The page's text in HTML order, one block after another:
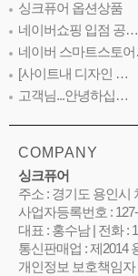
싱크퓨어 옵션상품
네이버쇼핑 입점 공…
네이버 스마트스토
[사이트내 디자인 …
고객님...안녕하십…
COMPANY
싱크퓨어
주소 : 경기도 용인시
사업자등록번호 :
대표 : 홍수남 | 전화 :
통신판매업 : 제2014
개인정보 보호책임자